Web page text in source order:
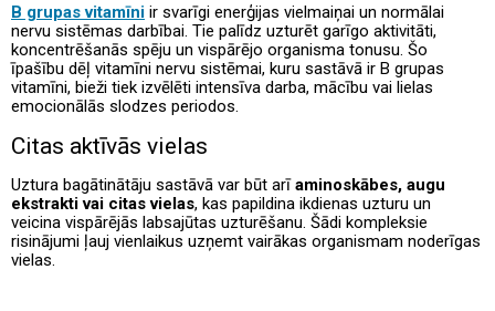
B grupas vitamīni ir svarīgi enerģijas vielmaiņai un normālai
nervu sistēmas darbībai. Tie palīdz uzturēt garīgo aktivitāti,
koncentrēšanās spēju un vispārējo organisma tonusu. Šo
īpašību dēļ vitamīni nervu sistēmai, kuru sastāvā ir B grupas
vitamīni, bieži tiek izvēlēti intensīva darba, mācību vai lielas
emocionālās slodzes periodos.
Citas aktīvās vielas
Uztura bagātinātāju sastāvā var būt arīaminoskābes, augu
ekstrakti vai citas vielas, kas papildina ikdienas uzturu un
veicina vispārējās labsajūtas uzturēšanu. Šādi kompleksie
risinājumi ļauj vienlaikus uzņemt vairākas organismam noderīgas
vielas.